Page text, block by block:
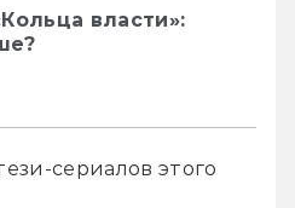
власти»:
сериалов этого